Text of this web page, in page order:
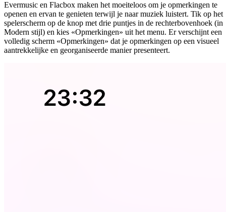
Evermusic en Flacbox maken het moeiteloos om je opmerkingen te
openen en ervan te genieten terwijl je naar muziek luistert. Tik op het
spelerscherm op de knop met drie puntjes in de rechterbovenhoek (in
Modern stijl) en kies «Opmerkingen» uit het menu. Er verschijnt een
volledig scherm «Opmerkingen» dat je opmerkingen op een visueel
aantrekkelijke en georganiseerde manier presenteert.